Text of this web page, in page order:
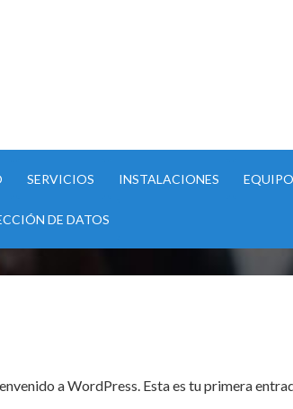
SERVICIOS INSTALACIONES
DE DATOS
a WordPress. Esta es tu primera